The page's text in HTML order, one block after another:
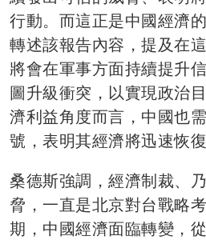
行動。而這正是中國經濟
轉述該報告內容，提及在
將會在軍事方面持續提升
圖升級衝突，以實現政治
濟利益角度而言，中國也
號，表明其經濟將迅速恢復
桑德斯強調，經濟制裁、
脅，一直是北京對台戰略
期，中國經濟面臨轉變，